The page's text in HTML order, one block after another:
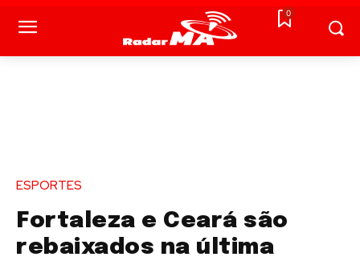
0
ESPORTES
Fortaleza e Ceará são
rebaixados na última